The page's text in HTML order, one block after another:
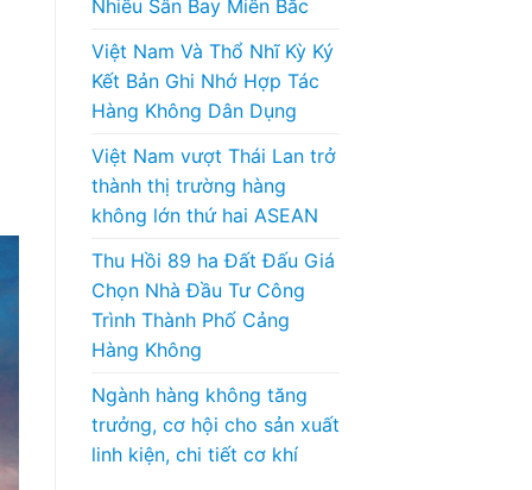
Nhiều Sân Bay Miền Bắc
Việt Nam Và Thổ Nhĩ Kỳ Ký
Kết Bản Ghi Nhớ Hợp Tác
Hàng Không Dân Dụng
Việt Nam vượt Thái Lan trở
thành thị trường hàng
không lớn thứ hai ASEAN
Thu Hồi 89 ha Đất Đấu Giá
Chọn Nhà Đầu Tư Công
Trình Thành Phố Cảng
Hàng Không
Ngành hàng không tăng
trưởng, cơ hội cho sản xuất
linh kiện, chi tiết cơ khí